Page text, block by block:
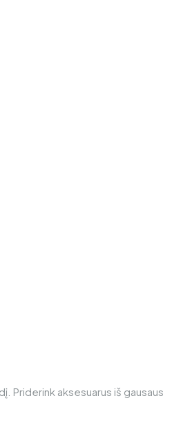
Priderink aksesuarus iš gausaus